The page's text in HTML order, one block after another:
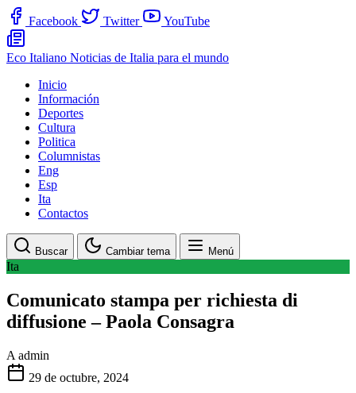
Facebook Twitter YouTube
Eco Italiano Noticias de Italia para el mundo
Inicio
Información
Deportes
Cultura
Politica
Columnistas
Eng
Esp
Ita
Contactos
Buscar Cambiar tema Menú
Ita
Comunicato stampa per richiesta di
diffusione – Paola Consagra
A admin
29 de octubre, 2024